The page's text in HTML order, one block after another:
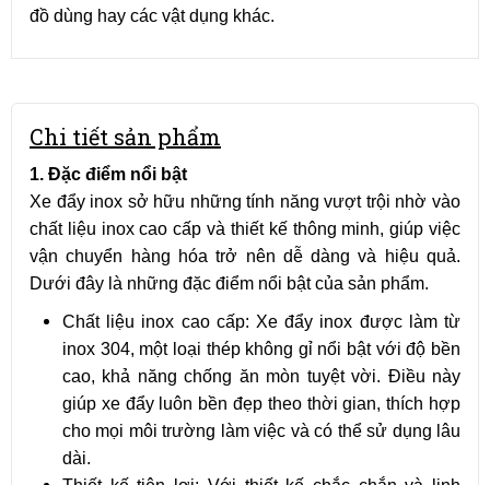
đồ dùng hay các vật dụng khác.
Chi tiết sản phẩm
1. Đặc điểm nổi bật
Xe đẩy inox sở hữu những tính năng vượt trội nhờ vào
chất liệu inox cao cấp và thiết kế thông minh, giúp việc
vận chuyển hàng hóa trở nên dễ dàng và hiệu quả.
Dưới đây là những đặc điểm nổi bật của sản phẩm.
Chất liệu inox cao cấp: Xe đẩy inox được làm từ
inox 304, một loại thép không gỉ nổi bật với độ bền
cao, khả năng chống ăn mòn tuyệt vời. Điều này
giúp xe đẩy luôn bền đẹp theo thời gian, thích hợp
cho mọi môi trường làm việc và có thể sử dụng lâu
dài.